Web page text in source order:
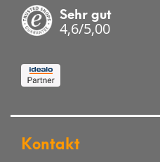
Sehr gut
4,6/5,00
Kontakt